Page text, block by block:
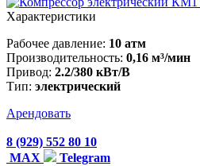
Характеристики
Рабочее давление: 10 атм
Производительность: 0,16 м³/мин
Привод: 2.2/380 кВт/В
Тип: электрический
Арендовать
8 (929) 552 80 10
MAX
Telegram